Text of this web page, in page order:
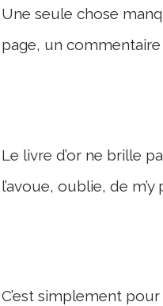
Une seule chose
page, un
Le livre d’or ne brille
l’avoue, oublie, de m’y
C’est simplement pour